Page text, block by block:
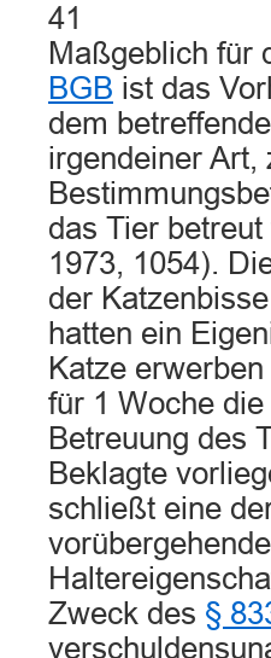
41
Maßgeblich für
BGB ist das
dem
irgendeiner Art,
das Tier
1973, 1054).
der
hatten ein
Katze
für 1 Woche
Betreuung des
Beklagte
schließt eine
Zweck des §